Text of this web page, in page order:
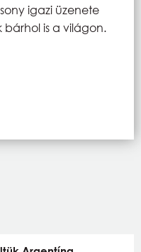
igazi üzenete
bárhol is a világon.